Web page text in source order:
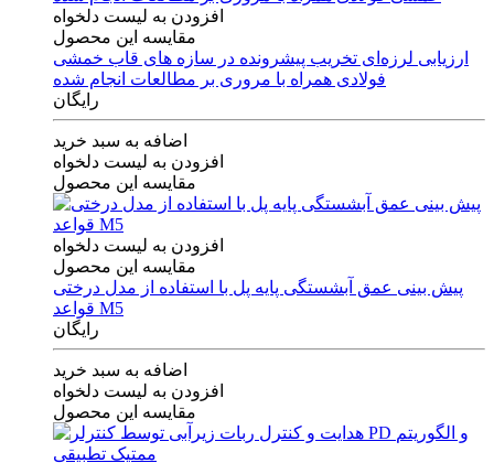
افزودن به لیست دلخواه
مقایسه این محصول
ارزیابی لرزه‌ای تخریب پیشرونده در سازه های قاب خمشی
فولادی همراه با مروری بر مطالعات انجام شده
رایگان
اضافه به سبد خرید
افزودن به لیست دلخواه
مقایسه این محصول
افزودن به لیست دلخواه
مقایسه این محصول
پیش بینی عمق آبشستگی پایه پل با استفاده از مدل درختی
قواعد M5
رایگان
اضافه به سبد خرید
افزودن به لیست دلخواه
مقایسه این محصول